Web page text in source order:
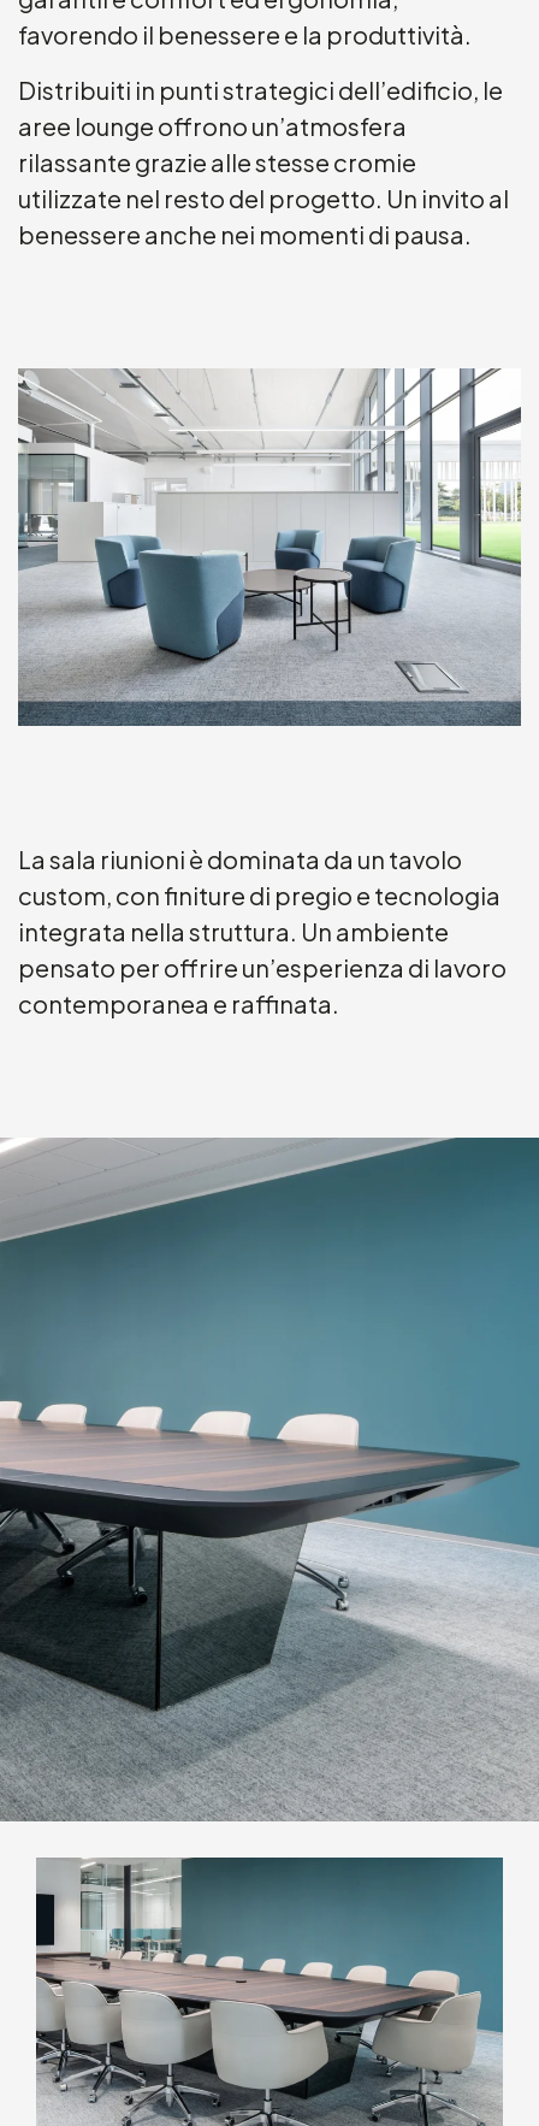
favorendo il benessere e la produttività.
Distribuiti in punti strategici dell’edificio, le
aree lounge offrono un’atmosfera
rilassante grazie alle stesse cromie
utilizzate nel resto del progetto. Un invito al
benessere anche nei momenti di pausa.
La sala riunioni è dominata da un tavolo
custom, con finiture di pregio e tecnologia
integrata nella struttura. Un ambiente
pensato per offrire un’esperienza di lavoro
contemporanea e raffinata.